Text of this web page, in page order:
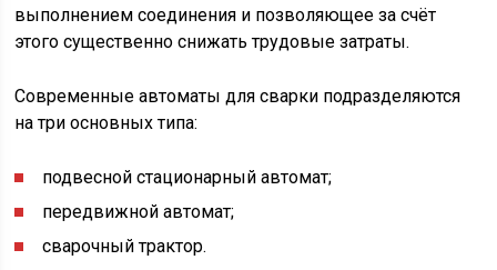
выполнением соединения и позволяющее за счёт
этого существенно снижать трудовые затраты.
Современные автоматы для сварки подразделяются
на три основных типа:
подвесной стационарный автомат;
передвижной автомат;
сварочный трактор.